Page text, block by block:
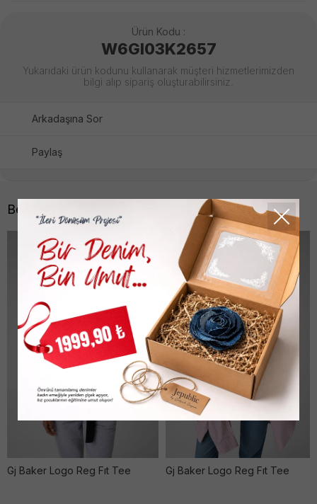
Ürün Kodu :
W6GI03K2657
Yukarıdaki ürün kodunu kullanarak müşteri hizmetlerimizden
bilgi alıp sipariş oluşturabilirsiniz.
Arkadaşına Sor
Paylaş
Benzer Ürünler
Gj Baker Logo Reg Fıt Tee Gj Baker Logo Reg Fıt Tee